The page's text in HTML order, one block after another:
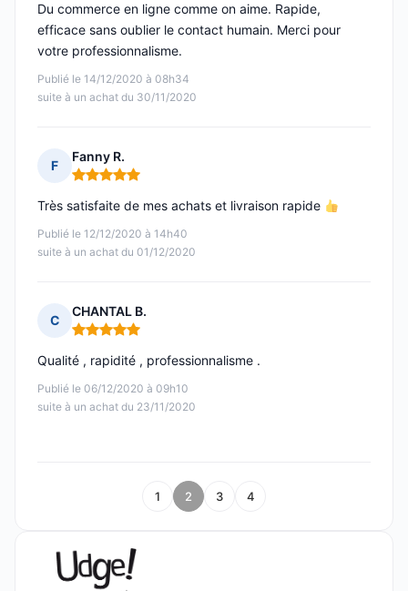
Publié le 14/12/2020 à 08h34
suite à un achat du 30/11/2020
Du commerce en ligne comme on aime. Rapide,
efficace sans oublier le contact humain. Merci pour
votre professionnalisme.
F
Fanny R.
Note : 5 sur 5
Publié le 12/12/2020 à 14h40
suite à un achat du 01/12/2020
Très satisfaite de mes achats et livraison rapide
C
CHANTAL B.
Note : 5 sur 5
Publié le 06/12/2020 à 09h10
suite à un achat du 23/11/2020
Qualité , rapidité , professionnalisme .
1 2 3 4